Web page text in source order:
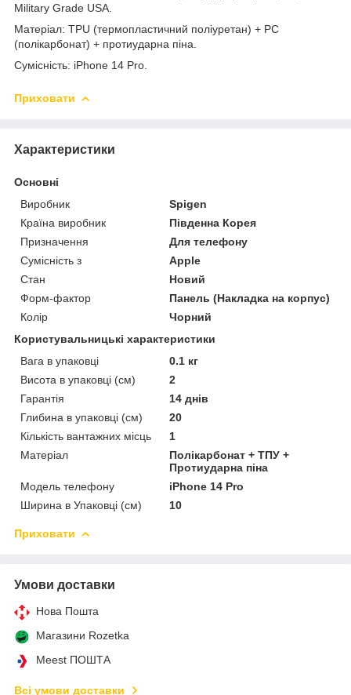
Military Grade USA.
Матеріал: TPU (термопластичний поліуретан) + PC
(полікарбонат) + протиударна піна.
Сумісність: iPhone 14 Pro.
Приховати
Характеристики
Основні
Виробник
Spigen
Країна виробник
Південна Корея
Призначення
Для телефону
Сумісність з
Apple
Стан
Новий
Форм-фактор
Панель (Накладка на корпус)
Колір
Чорний
Користувальницькі характеристики
Вага в упаковці
0.1 кг
Висота в упаковці (см)
2
Гарантія
14 днів
Глибина в упаковці (см)
20
Кількість вантажних місць
1
Матеріал
Полікарбонат + ТПУ +
Протиударна піна
Модель телефону
iPhone 14 Pro
Ширина в Упаковці (см)
10
Приховати
Умови доставки
Нова Пошта
Магазини Rozetka
Meest ПОШТА
Всі умови доставки